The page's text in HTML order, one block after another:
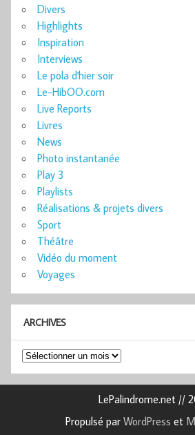
Divers
Highlights
Inspiration
Interviews
Le pola d'hier soir
Le-HibOO.com
Live Reports
Livres
News
Photo instantanée
Play 3
Playlists
Réalisations & projets divers
Sport
Théâtre
Vidéo du moment
Voyages
ARCHIVES
Archives
LePalindrome.net //
Propulsé par WordPress et